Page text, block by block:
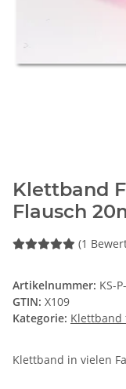
Klettband
Flausch
(1
Artikelnummer: KS-
GTIN: X109
Kategorie: Klettband
Klettband in vielen